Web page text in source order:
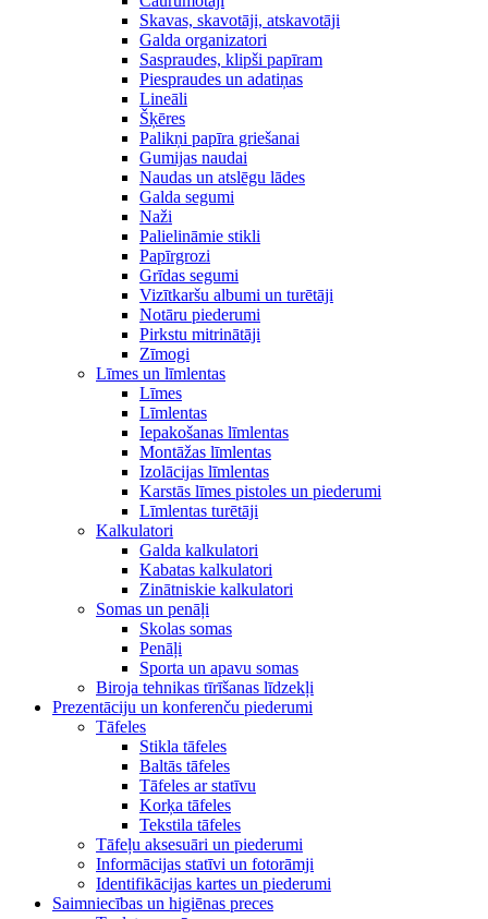
Skavas, skavotāji, atskavotāji
Galda organizatori
Saspraudes, klipši papīram
Piespraudes un adatiņas
Lineāli
Šķēres
Palikņi papīra griešanai
Gumijas naudai
Naudas un atslēgu lādes
Galda segumi
Naži
Palielināmie stikli
Papīrgrozi
Grīdas segumi
Vizītkaršu albumi un turētāji
Notāru piederumi
Pirkstu mitrinātāji
Zīmogi
Līmes un līmlentas
Līmes
Līmlentas
Iepakošanas līmlentas
Montāžas līmlentas
Izolācijas līmlentas
Karstās līmes pistoles un piederumi
Līmlentas turētāji
Kalkulatori
Galda kalkulatori
Kabatas kalkulatori
Zinātniskie kalkulatori
Somas un penāļi
Skolas somas
Penāļi
Sporta un apavu somas
Biroja tehnikas tīrīšanas līdzekļi
Prezentāciju un konferenču piederumi
Tāfeles
Stikla tāfeles
Baltās tāfeles
Tāfeles ar statīvu
Korķa tāfeles
Tekstila tāfeles
Tāfeļu aksesuāri un piederumi
Informācijas statīvi un fotorāmji
Identifikācijas kartes un piederumi
Saimniecības un higiēnas preces